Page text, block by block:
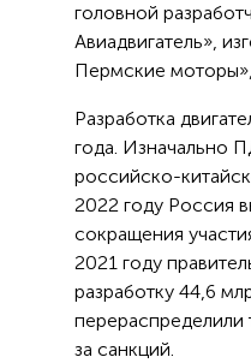
головной
Авиадвигатель»,
Пермские
Разработка
года. Изначально
российско-
2022 году Россия
сокращения
2021 году
разработку 44,6
за санкций.